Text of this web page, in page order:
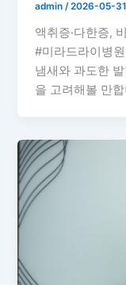
admin/2026-05-31
액취증·다한증,
#미라드라이병
냄새와 과도한
을 고려해볼 만